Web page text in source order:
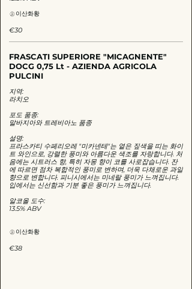
€30
이산화황
FRASCATI SUPERIORE "MICAGNENTE"
DOCG 0,75 Lt - AZIENDA AGRICOLA
PULCINI
지역:
라치오
포도 품종:
말바지아와 트레비아노 품종
설명:
프라스카티 수페리오레 "미카넨테"는 옅은 짚색을 띠는 화이
트 와인으로, 강렬한 풍미와 아름다운 색조를 자랑합니다. 처
음에는 시트러스 향, 특히 자몽 향이 코를 사로잡습니다. 잔
에 따르면 점차 복합적인 풍미로 변하며, 더욱 다채로운 과일
향으로 변합니다. 피니시에서는 미네랄 풍미가 느껴집니다.
입에서는 신선함과 기분 좋은 풍미가 느껴집니다.
알코올 도수:
13.5% ABV
€38
이산화황